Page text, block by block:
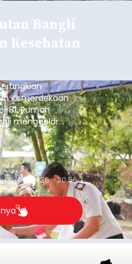
Bangli
Kesehatan
Kemerdekaan
81, Rumah
menggelar
gratis, Rabu
08/06/2026 - 20:56